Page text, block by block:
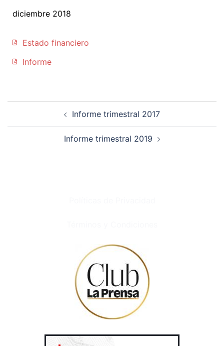
diciembre 2018
Estado financiero
Informe
Informe trimestral 2017
Informe trimestral 2019